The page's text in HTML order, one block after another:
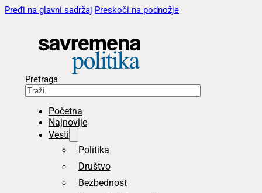
Pređi na glavni sadržaj Preskoči na podnožje
Pretraga
Početna
Najnovije
Vesti
Politika
Društvo
Bezbednost